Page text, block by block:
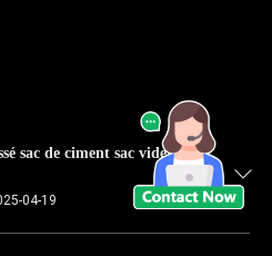
sac de ciment sac vide sac
04-19